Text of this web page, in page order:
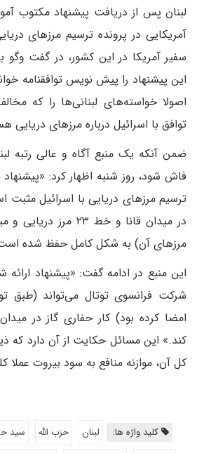
لبنان پس از دریافت پیشنهاد مکتوب
آمریکایی در پرونده ترسیم مرزهای
سفیر آمریکا در این کشور، در گفت وگو
این پیشنهاد را پیش نویس توافقنامه
اصولا خواسته‌های لبنانی‌ها را که
توافق با اسرائیل درباره مرزهای دریایی
ضمن آنکه یک منبع آگاه و عالی رتبه
فاش شود، روز شنبه اظهار کرد: «پیشنهاد
ترسیم مرزهای دریایی با اسرائیل
در میدان قانا و خط ۲۳
مرزهای آن) به شکل کامل حفظ شده
این منبع در ادامه گفت: «پیشنهاد
شرکت فرانسوی توتال می‌تواند (طبق
امضا کرده بود) کار حفاری گاز در
کند.» این مسائل حکایت از آن دارد که
کل آن، موازنه منافع به سود بیروت عملا
کلید واژه ها: لبنان حزب الله سید